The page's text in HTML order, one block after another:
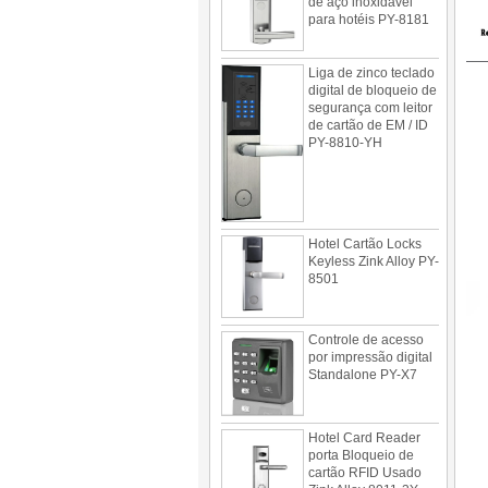
digital de bloqueio de
segurança com leitor
de cartão de EM / ID
PY-8810-YH
Keyless Zink Alloy PY-
8501
por impressão digital
Standalone PY-X7
porta Bloqueio de
cartão RFID Usado
Zink Alloy 8011-3Y